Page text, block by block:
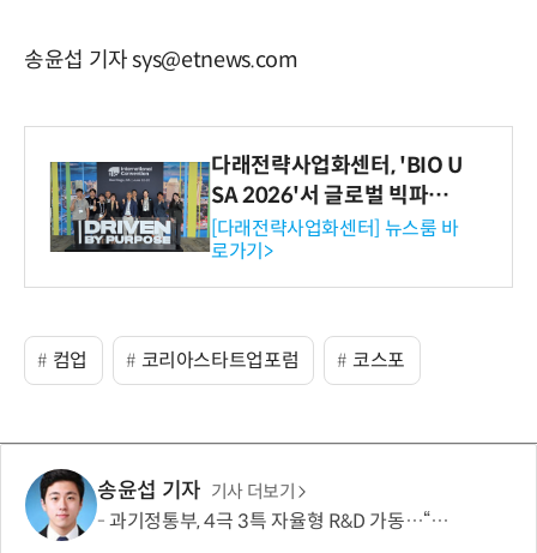
송윤섭 기자 sys@etnews.com
다래전략사업화센터, 'BIO U
SA 2026'서 글로벌 빅파마
와의 비즈니스 미팅 지원…K
-바이오 해외 진출 교두보 확
보
[다래전략사업화센터] 뉴스룸 바
로가기>
컴업 코리아스타트업포럼 코스포
송윤섭 기자 기사 더보기
과기정통부, 4극 3특 자율형 R&D 가동…“지역이 직접 미래 성장동력 찾는다”